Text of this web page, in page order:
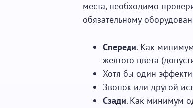
места, необходимо
обязательному
Спереди. Как
желтого цвета
Хотя бы один
Звонок или другой
Сзади. Как минимум